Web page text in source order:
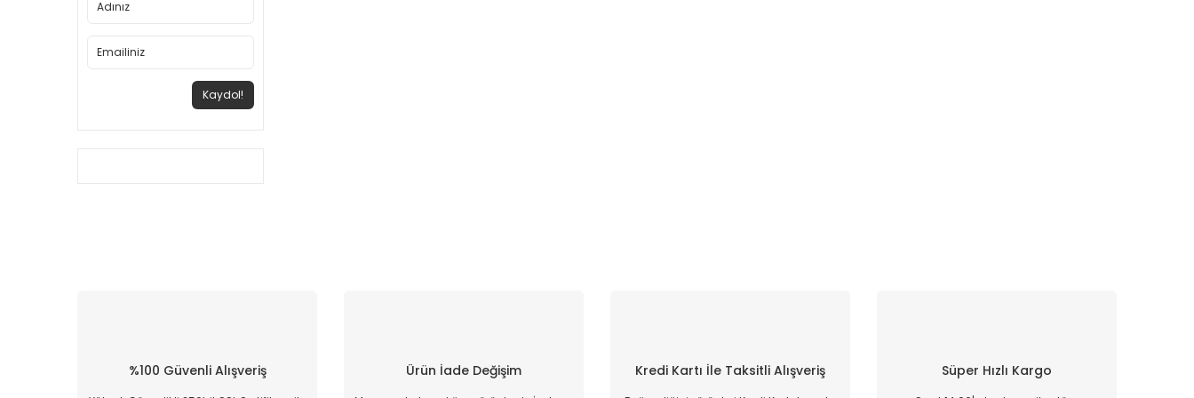
Kaydol!
%100 Güvenli Alışveriş Ürün İade Değişim Kredi Kartı İle Taksitli Alışveriş Süper Hızlı Kargo